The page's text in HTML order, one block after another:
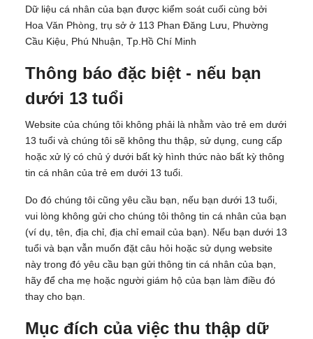
Dữ liệu cá nhân của bạn được kiểm soát cuối cùng bởi
Hoa Văn Phòng, trụ sở ở 113 Phan Đăng Lưu, Phường
Cầu Kiệu, Phú Nhuận, Tp.Hồ Chí Minh
Thông báo đặc biệt - nếu bạn
dưới 13 tuổi
Website của chúng tôi không phải là nhằm vào trẻ em dưới
13 tuổi và chúng tôi sẽ không thu thập, sử dụng, cung cấp
hoặc xử lý có chủ ý dưới bất kỳ hình thức nào bất kỳ thông
tin cá nhân của trẻ em dưới 13 tuổi.
Do đó chúng tôi cũng yêu cầu bạn, nếu bạn dưới 13 tuổi,
vui lòng không gửi cho chúng tôi thông tin cá nhân của bạn
(ví dụ, tên, địa chỉ, địa chỉ email của bạn). Nếu bạn dưới 13
tuổi và bạn vẫn muốn đặt câu hỏi hoặc sử dụng website
này trong đó yêu cầu bạn gửi thông tin cá nhân của bạn,
hãy để cha mẹ hoặc người giám hộ của bạn làm điều đó
thay cho bạn.
Mục đích của việc thu thập dữ